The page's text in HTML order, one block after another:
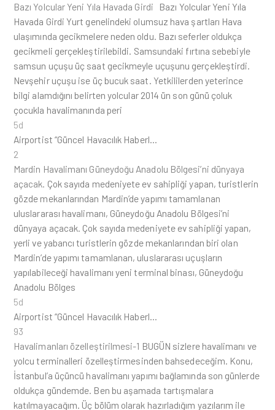
Bazı Yolcular Yeni Yıla Havada Girdi
Bazı Yolcular Yeni Yıla
Havada Girdi Yurt genelindeki olumsuz hava şartları Hava
ulaşımında gecikmelere neden oldu. Bazı seferler oldukça
gecikmeli gerçekleştirilebildi. Samsundaki fırtına sebebiyle
samsun uçuşu üç saat gecikmeyle uçuşunu gerçekleştirdi.
Nevşehir uçuşu ise üç bucuk saat. Yetkililerden yeterince
bilgi alamdığını belirten yolcular 2014 ün son günü çoluk
çocukla havalimanında peri
5d
Airportist “Güncel Havacılık Haberl…
2
Mardin Havalimanı Güneydoğu Anadolu Bölgesi’ni dünyaya
açacak. Çok sayıda medeniyete ev sahipliği yapan, turistlerin
gözde mekanlarından Mardin’de yapımı tamamlanan
uluslararası havalimanı, Güneydoğu Anadolu Bölgesi’ni
dünyaya açacak. Çok sayıda medeniyete ev sahipliği yapan,
yerli ve yabancı turistlerin gözde mekanlarından biri olan
Mardin’de yapımı tamamlanan, uluslararası uçuşların
yapılabileceği havalimanı yeni terminal binası, Güneydoğu
Anadolu Bölges
5d
Airportist “Güncel Havacılık Haberl…
93
Havalimanları özelleştirilmesi-1 BUGÜN sizlere havalimanı ve
yolcu terminalleri özelleştirmesinden bahsedeceğim. Konu,
İstanbul’a üçüncü havalimanı yapımı bağlamında son günlerde
oldukça gündemde. Ben bu aşamada tartışmalara
katılmayacağım. Üç bölüm olarak hazırladığım yazılarım ile